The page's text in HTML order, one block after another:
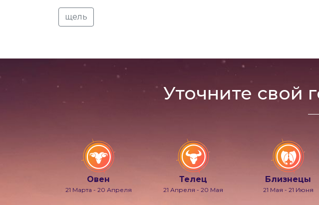
щель
Уточните свой
Овен
21 Марта - 20 Апреля
Телец
21 Апреля - 20 Мая
Близнецы
21 Мая - 21 Июня